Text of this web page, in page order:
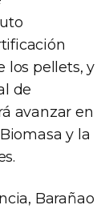
los pellets, y
de
avanzar en
y la
Barañao